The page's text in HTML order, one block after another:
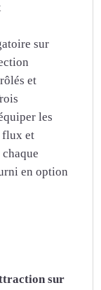
sur
et
les
flux et
en option
sur